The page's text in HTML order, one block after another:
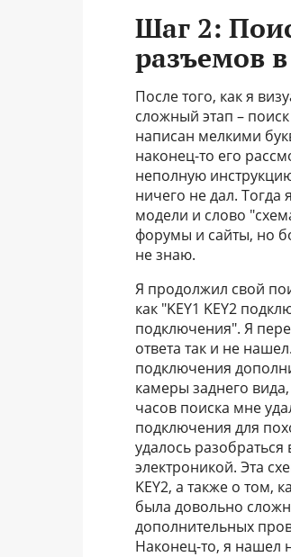
Шаг 2:
разъемов
После того, как я
сложный этап –
написан мелкими
наконец-то его
неполную
ничего не дал.
модели и слово
форумы и сайты, но
не знаю.
Я продолжил свой
как "KEY1 KEY2
подключения". Я
ответа так и не
подключения
камеры заднего
часов поиска мне
подключения для
удалось
электроникой. Эта
KEY2, а также о том,
была довольно
дополнительных
Наконец-то, я нашел